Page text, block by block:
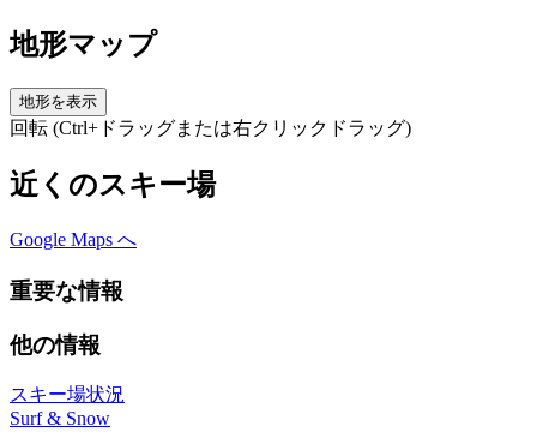
地形マップ
地形を表示
回転 (Ctrl+ドラッグまたは右クリックドラッグ)
近くのスキー場
Google Maps へ
重要な情報
他の情報
スキー場状況
Surf & Snow